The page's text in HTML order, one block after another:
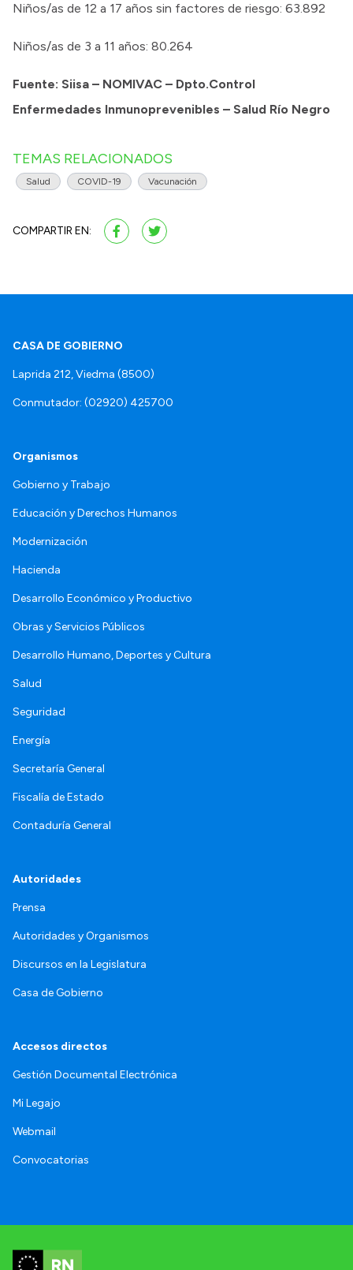
Niños/as de 12 a 17 años sin factores de riesgo: 63.892
Niños/as de 3 a 11 años: 80.264
Fuente: Siisa – NOMIVAC – Dpto.Control
Enfermedades Inmunoprevenibles – Salud Río Negro
TEMAS RELACIONADOS
Salud COVID-19 Vacunación
COMPARTIR EN:
CASA DE GOBIERNO
Laprida 212, Viedma (8500)
Conmutador: (02920) 425700
Organismos
Gobierno y Trabajo
Educación y Derechos Humanos
Modernización
Hacienda
Desarrollo Económico y Productivo
Obras y Servicios Públicos
Desarrollo Humano, Deportes y Cultura
Salud
Seguridad
Energía
Secretaría General
Fiscalía de Estado
Contaduría General
Autoridades
Prensa
Autoridades y Organismos
Discursos en la Legislatura
Casa de Gobierno
Accesos directos
Gestión Documental Electrónica
Mi Legajo
Webmail
Convocatorias